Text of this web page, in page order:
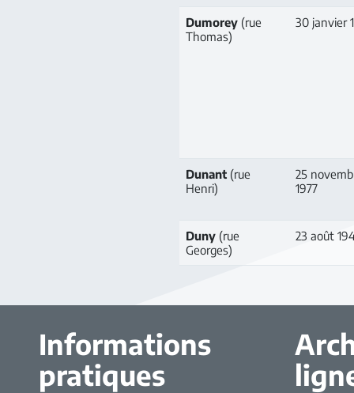
Dumorey (rue
Thomas)
30 janvier
Dunant (rue
Henri)
25
1977
Duny (rue
Georges)
23 août
Informations
pratiques